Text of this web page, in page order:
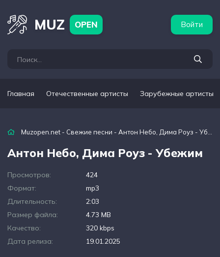
MUZ OPEN Войти
Главная Отечественные артисты Зарубежные артисты
Muzopen.net - Свежие песни - Антон Небо, Дима Роуз - Убежим
Антон Небо, Дима Роуз - Убежим
Просмотров:
424
Формат:
mp3
Длительность:
2:03
Размер файла:
4.73 MB
Качество:
320 kbps
Дата релиза:
19.01.2025
артисты Популярные подборки